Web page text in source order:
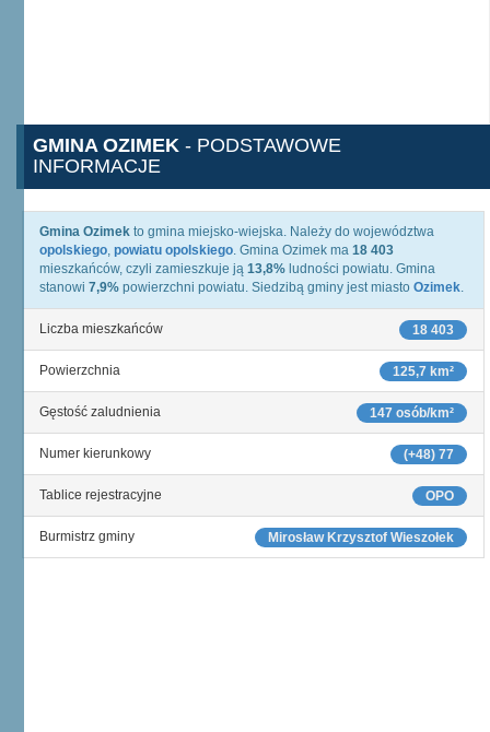
GMINA OZIMEK - PODSTAWOWE
INFORMACJE
Gmina Ozimek to gmina miejsko-wiejska. Należy do województwa
opolskiego, powiatu opolskiego. Gmina Ozimek ma 18 403
mieszkańców, czyli zamieszkuje ją 13,8% ludności powiatu. Gmina
stanowi 7,9% powierzchni powiatu. Siedzibą gminy jest miasto Ozimek.
18 403
Liczba mieszkańców
125,7 km²
Powierzchnia
147 osób/km²
Gęstość zaludnienia
(+48) 77
Numer kierunkowy
OPO
Tablice rejestracyjne
Mirosław Krzysztof Wieszołek
Burmistrz gminy